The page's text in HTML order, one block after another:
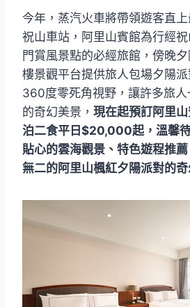
今年，蒸汽火車將帶領遊客直
祝山車站，阿里山賓館為行經
門賞風景點的必經旅館，傍晚
樓景觀平台提供旅人包場夕陽派
360度零死角視野，讓許多旅
的奇幻美景， 現在起預訂阿里
泊二食平日$20,000起，溫馨
貼心的雲海觀景、特色遊程推
無二的阿里山楓紅夕陽派對的奇